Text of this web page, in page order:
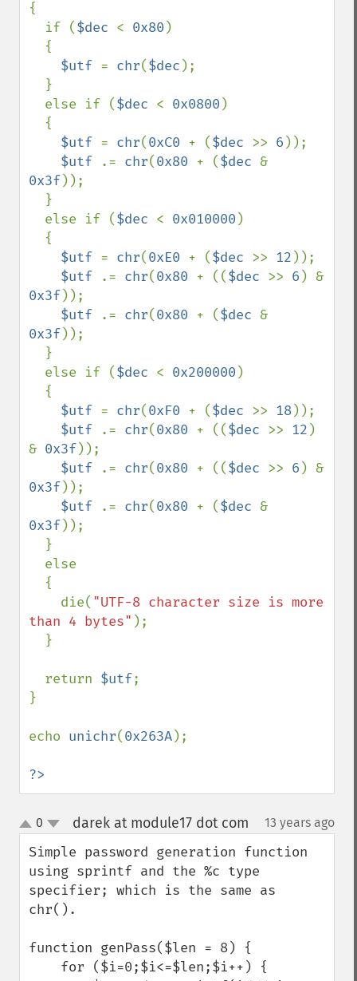
{
  if (
$dec < 0x80 )
$utf = chr($dec );
  else if (
$dec < 0x0800 )
$utf = chr(0xC0 + ($dec >> 6 ));
$utf
.= chr(0x80 + ($dec
0x3f));
  else if (
$dec < 0x010000 )
$utf = chr(0xE0 + ($dec >> 12 ));
$utf
.= chr(0x80 + (($dec >> 6
0x3f));
$utf
.= chr(0x80 + ($dec
0x3f));
  else if (
$dec < 0x200000 )
$utf = chr(0xF0 + ($dec >> 18));
$utf
.= chr(0x80 + (($dec >> 12 )
& 0x3f));
$utf
.= chr(0x80 + (($dec >> 6
0x3f));
$utf
.= chr(0x80 + ($dec
0x3f));
    die(
"UTF-8 character size is more
than 4 bytes" );
  return
$utf;
}
echo unichr(0x263A);
?>
up
down
0 darek at module17 dot com 13 years ago
Simple password generation function
using sprintf and the %c type
specifier; which is the same as
chr().
function genPass($len = 8) {